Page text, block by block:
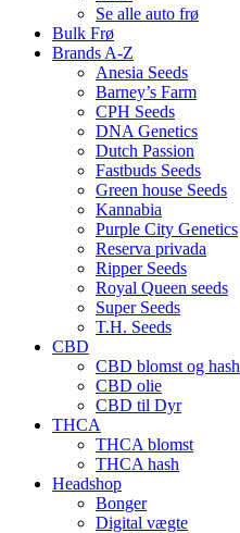
Se alle auto frø
Bulk Frø
Brands A-Z
Anesia Seeds
Barney’s Farm
CPH Seeds
DNA Genetics
Dutch Passion
Fastbuds Seeds
Green house Seeds
Kannabia
Purple City Genetics
Reserva privada
Ripper Seeds
Royal Queen seeds
Super Seeds
T.H. Seeds
CBD
CBD blomst og hash
CBD olie
CBD til Dyr
THCA
THCA blomst
THCA hash
Headshop
Bonger
Digital vægte